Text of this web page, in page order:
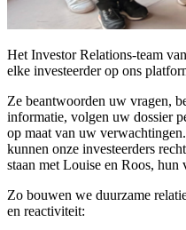
Het Investor Relations-team
elke investeerder op ons
Ze beantwoorden uw vragen,
informatie, volgen uw dossier
op maat van uw
kunnen onze investeerders
staan met Louise en Roos, hun
Zo bouwen we duurzame
en reactiviteit: